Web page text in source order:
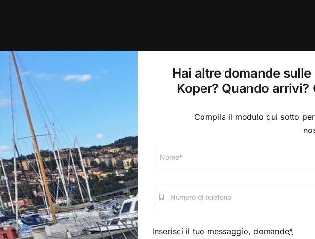
Hai altre domande
Koper? Quando
Compila il modulo qui sotto
Inserisci il tuo messaggio, domande*